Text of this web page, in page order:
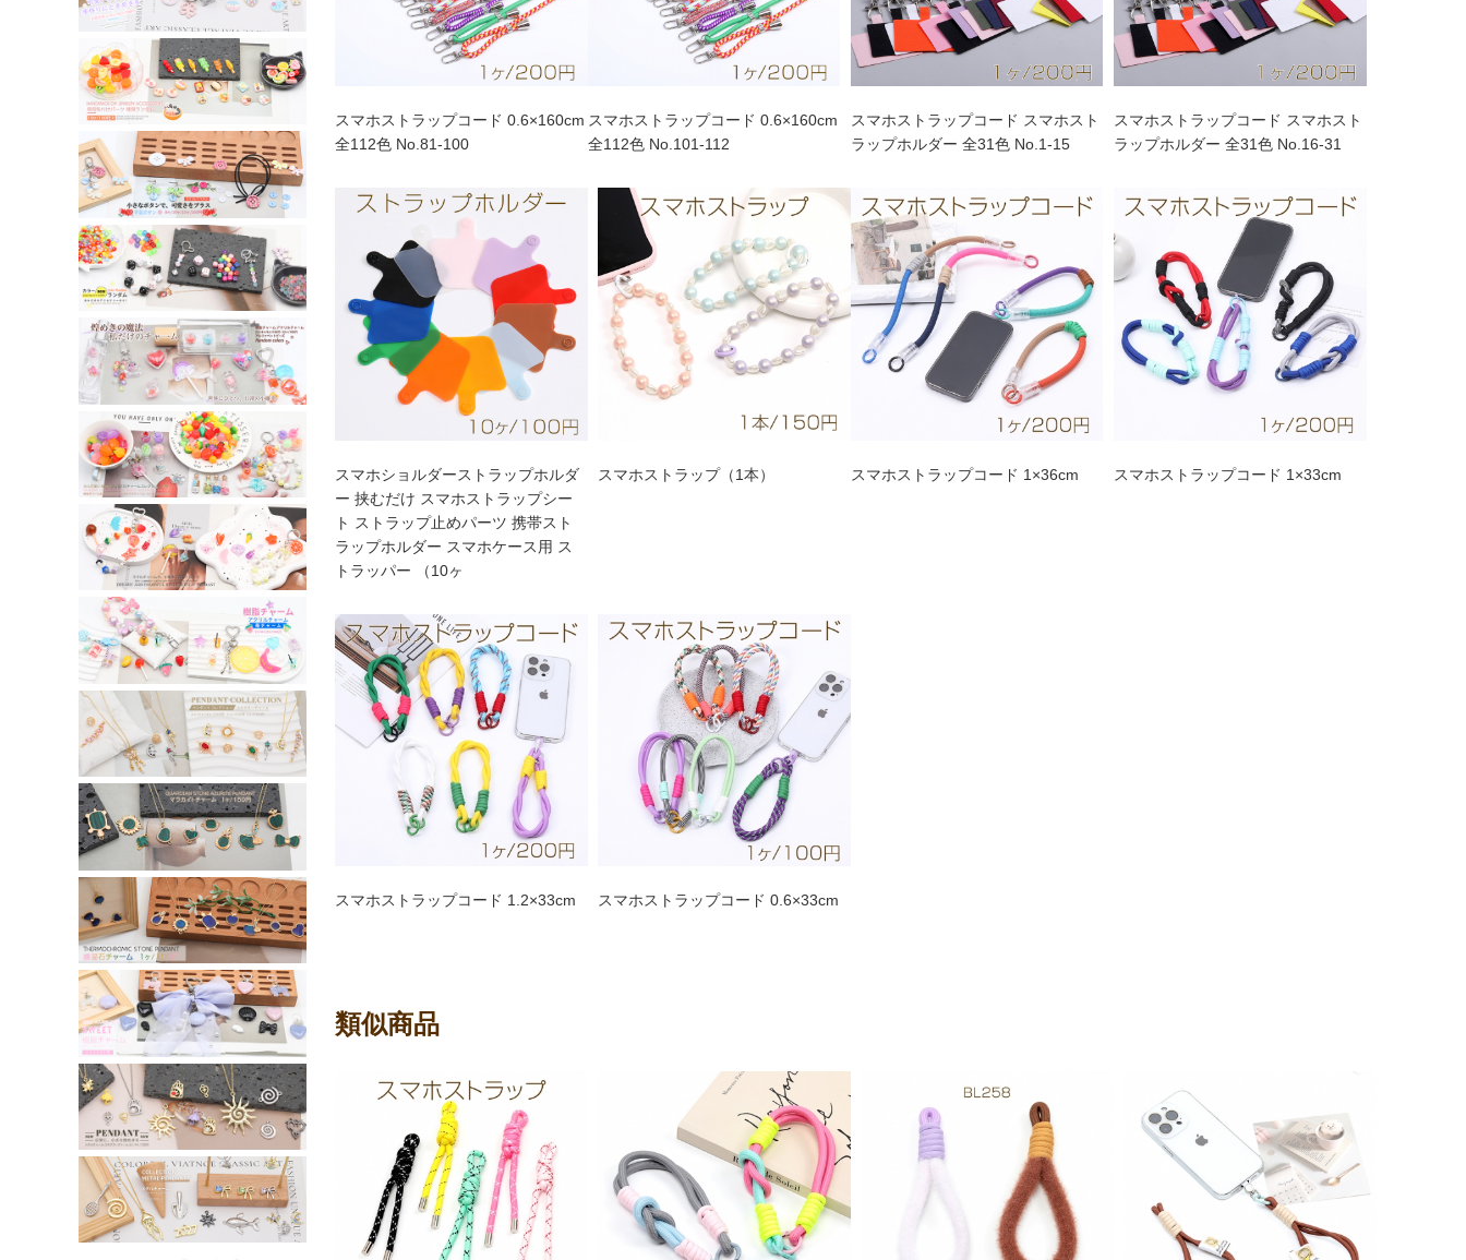
スマホストラップコード 0.6×160cm
全112色 No.81-100
スマホストラップコード 0.6×160cm
全112色 No.101-112
スマホストラップコード スマホスト
ラップホルダー 全31色 No.1-15
スマホストラップコード スマホスト
ラップホルダー 全31色 No.16-31
スマホショルダーストラップホルダ
ー 挟むだけ スマホストラップシー
ト ストラップ止めパーツ 携帯スト
ラップホルダー スマホケース用 ス
トラッパー （10ヶ
スマホストラップ（1本） スマホストラップコード 1×36cm スマホストラップコード 1×33cm
スマホストラップコード 1.2×33cm スマホストラップコード 0.6×33cm
類似商品